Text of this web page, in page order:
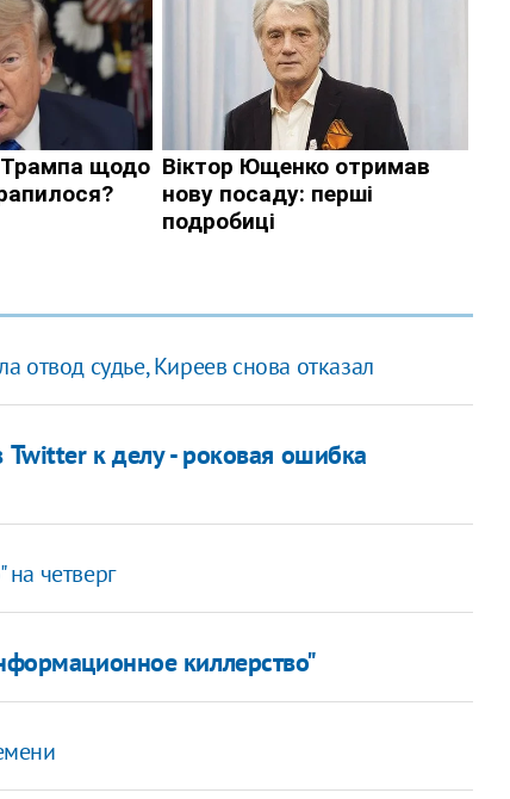
отвод судье, Киреев снова отказал
к делу - роковая ошибка
четверг
киллерство"